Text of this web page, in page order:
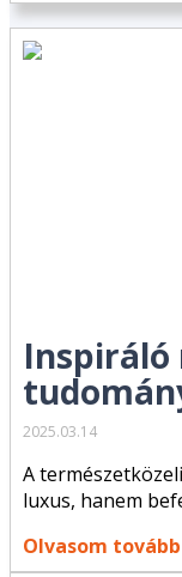
2025.03.14
A
luxus, hanem
Olvasom